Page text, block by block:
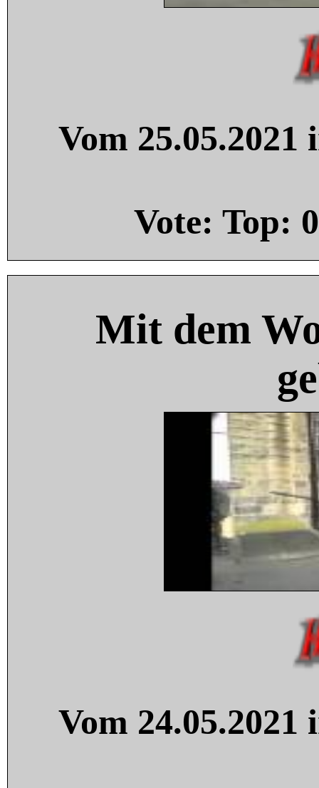
Vom
Vote: Top: 0
Mit dem
Vom